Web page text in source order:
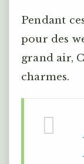
Pendant
pour des
grand air,
charmes.